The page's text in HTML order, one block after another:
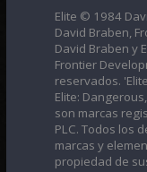
Elite © 1984
David Braben,
David Braben y
Frontier
reservados.
Elite:
son marcas
PLC. Todos los
marcas y
propiedad de